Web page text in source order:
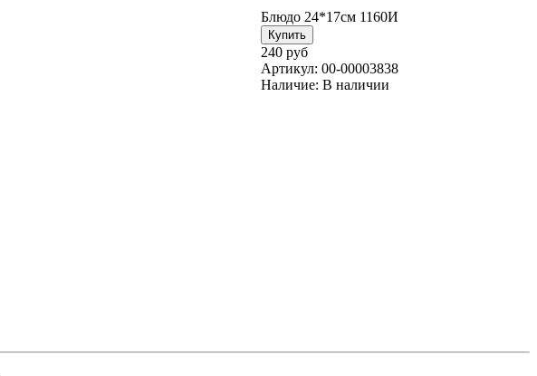
Блюдо 24*17см 1160И
240 руб
Артикул: 00-00003838
Наличие: В наличии